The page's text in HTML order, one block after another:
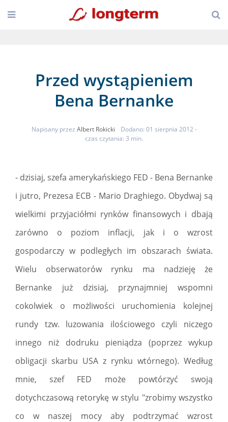
Przed wystąpieniem
Bena Bernanke
Napisany przez Albert Rokicki Dodano: 01 sierpnia 2012 -
czas czytania: 3 min.
- dzisiaj, szefa amerykańskiego FED - Bena Bernanke
i jutro, Prezesa ECB - Mario Draghiego. Obydwaj są
wielkimi przyjaciółmi rynków finansowych i dbają
zarówno o poziom inflacji, jak i o wzrost
gospodarczy w podległych im obszarach świata.
Wielu obserwatorów rynku ma nadzieję że
Bernanke już dzisiaj, przynajmniej wspomni
cokolwiek o możliwości uruchomienia kolejnej
rundy tzw. luzowania ilościowego czyli niczego
innego niż dodruku pieniądza (poprzez wykup
obligacji skarbu USA z rynku wtórnego). Według
mnie, szef FED może powtórzyć swoją
dotychczasową retorykę w stylu "zrobimy wszystko
co w naszej mocy aby podtrzymać wzrost